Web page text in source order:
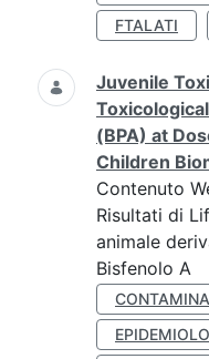
FTALATI
Juvenile
(BPA) at
Children
Contenuto
Risultati di
animale
Bisfenolo A